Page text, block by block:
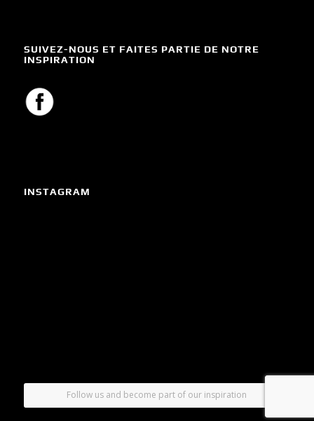
SUIVEZ-NOUS ET FAITES PARTIE DE NOTRE
INSPIRATION
INSTAGRAM
Follow us and become part of our inspiration